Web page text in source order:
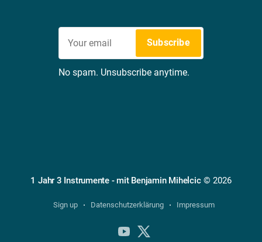
Subscribe
No spam. Unsubscribe anytime.
1 Jahr 3 Instrumente - mit Benjamin Mihelcic© 2026
Sign up Datenschutzerklärung Impressum